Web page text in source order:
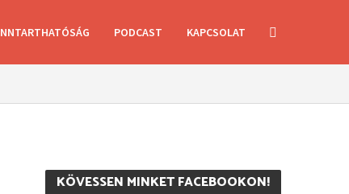
PODCAST KAPCSOLAT
KÖVESSEN MINKET FACEBOOKON!